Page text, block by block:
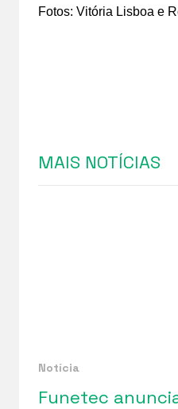
Fotos: Vitória Lisboa e
MAIS NOTÍCIAS
Notícia